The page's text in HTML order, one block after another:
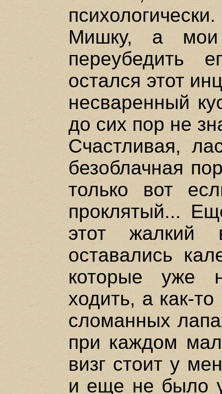
Мишку, а мои
переубедить
остался этот
несваренный
до сих пор не
Счастливая,
безоблачная
только вот
проклятый...
этот жалкий
оставались
которые уже
ходить, а как-
сломанных
при каждом
визг стоит у
и еще не было